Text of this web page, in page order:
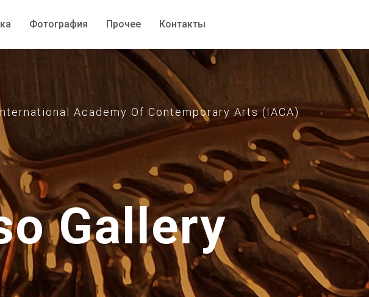
Фотография Прочее Контакты
Фотография Прочее Контакты
Gallery
Academy Of Contemporary Arts (IACA)